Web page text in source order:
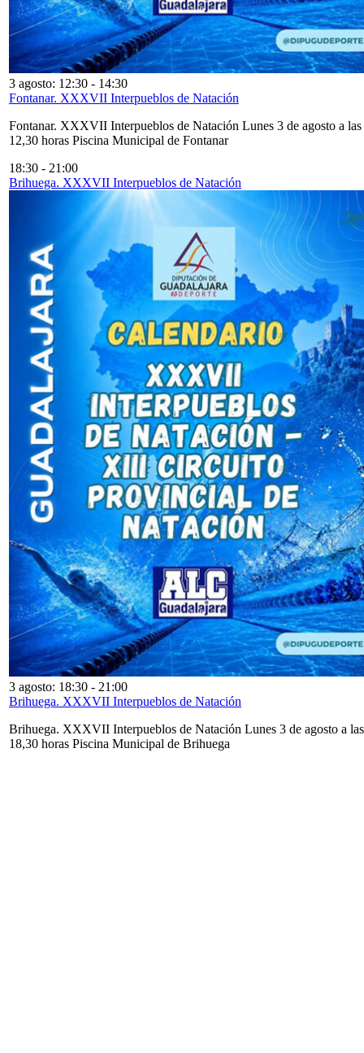
3 agosto: 12:30 - 14:30
Fontanar. XXXVII Interpueblos de Natación
Fontanar. XXXVII Interpueblos de Natación Lunes 3 de agosto a las
12,30 horas Piscina Municipal de Fontanar
18:30 - 21:00
Brihuega. XXXVII Interpueblos de Natación
3 agosto: 18:30 - 21:00
Brihuega. XXXVII Interpueblos de Natación
Brihuega. XXXVII Interpueblos de Natación Lunes 3 de agosto a las
18,30 horas Piscina Municipal de Brihuega